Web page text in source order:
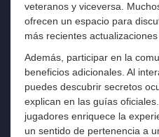
veteranos y viceversa.
ofrecen un espacio para
más recientes actualizaciones
Además, participar en la
beneficios adicionales. Al
puedes descubrir secretos
explican en las guías
jugadores enriquece la
un sentido de pertenencia a